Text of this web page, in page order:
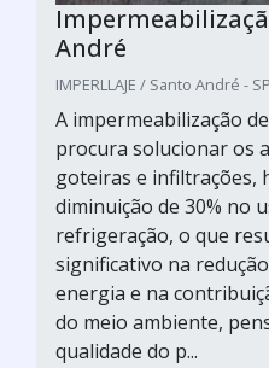
André
IMPERLLAJE / Santo André - SP
A impermeabilização
procura solucionar os
goteiras e infiltrações,
diminuição de 30% no
refrigeração, o que
significativo na
energia e na
do meio ambiente,
qualidade do p...